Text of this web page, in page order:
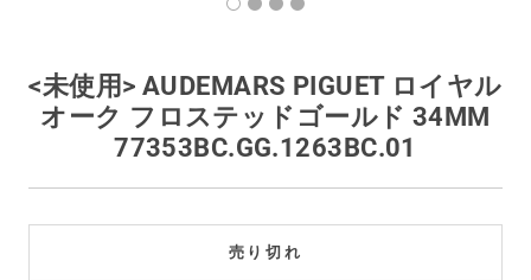
保証とメンテナンス
<未使用> AUDEMARS PIGUET ロイヤル
オーク フロステッドゴールド 34MM
77353BC.GG.1263BC.01
売り切れ